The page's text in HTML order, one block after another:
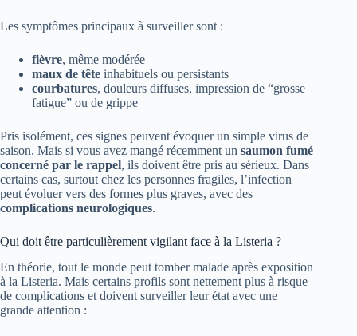
Les symptômes principaux à surveiller sont :
fièvre, même modérée
maux de tête inhabituels ou persistants
courbatures, douleurs diffuses, impression de “grosse
fatigue” ou de grippe
Pris isolément, ces signes peuvent évoquer un simple virus de
saison. Mais si vous avez mangé récemment un saumon fumé
concerné par le rappel, ils doivent être pris au sérieux. Dans
certains cas, surtout chez les personnes fragiles, l’infection
peut évoluer vers des formes plus graves, avec des
complications neurologiques.
Qui doit être particulièrement vigilant face à la Listeria ?
En théorie, tout le monde peut tomber malade après exposition
à la Listeria. Mais certains profils sont nettement plus à risque
de complications et doivent surveiller leur état avec une
grande attention :